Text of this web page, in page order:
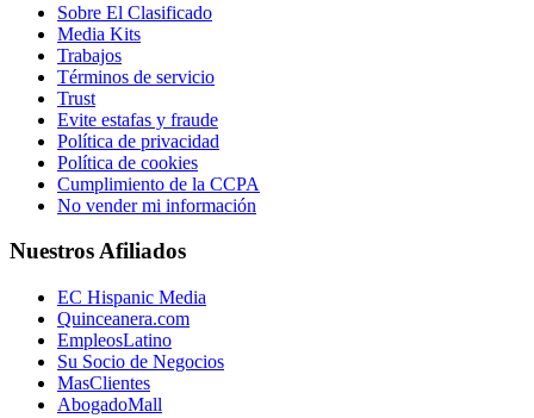
Sobre El Clasificado
Media Kits
Trabajos
Términos de servicio
Trust
Evite estafas y fraude
Política de privacidad
Política de cookies
Cumplimiento de la CCPA
No vender mi información
Nuestros Afiliados
EC Hispanic Media
Quinceanera.com
EmpleosLatino
Su Socio de Negocios
MasClientes
AbogadoMall